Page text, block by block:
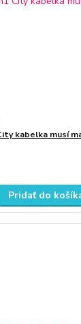
kabelka musí
Pridať do